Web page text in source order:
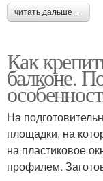
читать дальше →
Как
балконе.
На
площадки, на
на пластиковое
профилем.